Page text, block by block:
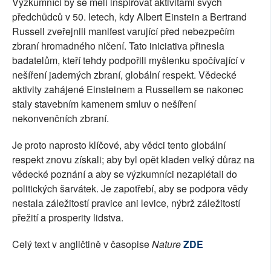
předchůdců v 50. letech, kdy Albert Einstein a Bertrand
Russell zveřejnili manifest varující před nebezpečím
zbraní hromadného ničení. Tato iniciativa přinesla
badatelům, kteří tehdy podpořili myšlenku spočívající v
nešíření jaderných zbraní, globální respekt. Vědecké
aktivity zahájené Einsteinem a Russellem se nakonec
staly stavebním kamenem smluv o nešíření
nekonvenčních zbraní.
Je proto naprosto klíčové, aby vědci tento globální
respekt znovu získali; aby byl opět kladen velký důraz na
vědecké poznání a aby se výzkumníci nezaplétali do
politických šarvátek. Je zapotřebí, aby se podpora vědy
nestala záležitostí pravice ani levice, nýbrž záležitostí
přežití a prosperity lidstva.
Celý text v angličtině v časopiseNatureZDE